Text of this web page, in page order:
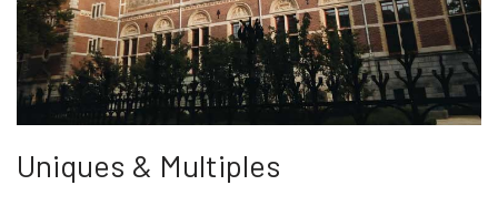
Uniques & Multiples